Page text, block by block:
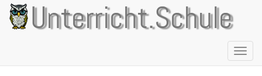
Direkt
zum
Inhalt
Unterricht.Schule